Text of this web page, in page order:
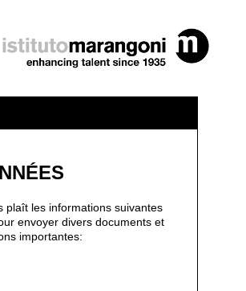
plaît les informations suivantes
envoyer divers documents et
importantes: